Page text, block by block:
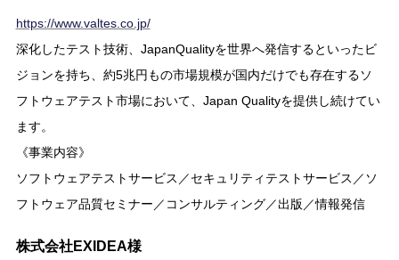
https://www.valtes.co.jp/
深化したテスト技術、JapanQualityを世界へ発信するといったビ
ジョンを持ち、約5兆円もの市場規模が国内だけでも存在するソ
フトウェアテスト市場において、Japan Qualityを提供し続けてい
ます。
《事業内容》
ソフトウェアテストサービス／セキュリティテストサービス／ソ
フトウェア品質セミナー／コンサルティング／出版／情報発信
株式会社EXIDEA様